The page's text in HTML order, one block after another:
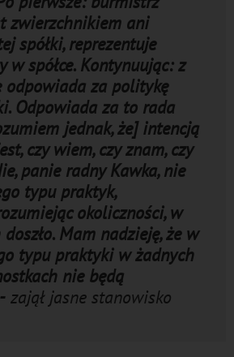
zwierzchnikiem ani
spółki, reprezentuje
w spółce. Kontynuując: z
odpowiada za politykę
Odpowiada za to rada
jednak, że] intencją
czy wiem, czy znam, czy
panie radny Kawka, nie
typu praktyk,
okoliczności, w
Mam nadzieję, że w
typu praktyki w żadnych
nie będą
zajął jasne stanowisko